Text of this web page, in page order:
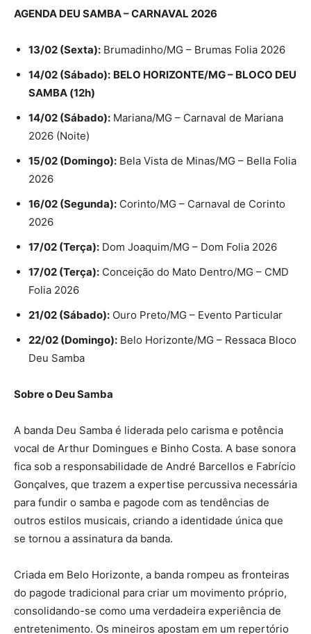
AGENDA DEU SAMBA – CARNAVAL 2026
13/02 (Sexta): Brumadinho/MG – Brumas Folia 2026
14/02 (Sábado): BELO HORIZONTE/MG – BLOCO DEU
SAMBA (12h)
14/02 (Sábado): Mariana/MG – Carnaval de Mariana
2026 (Noite)
15/02 (Domingo): Bela Vista de Minas/MG – Bella Folia
2026
16/02 (Segunda): Corinto/MG – Carnaval de Corinto
2026
17/02 (Terça): Dom Joaquim/MG – Dom Folia 2026
17/02 (Terça): Conceição do Mato Dentro/MG – CMD
Folia 2026
21/02 (Sábado): Ouro Preto/MG – Evento Particular
22/02 (Domingo): Belo Horizonte/MG – Ressaca Bloco
Deu Samba
Sobre o Deu Samba
A banda Deu Samba é liderada pelo carisma e potência
vocal de Arthur Domingues e Binho Costa. A base sonora
fica sob a responsabilidade de André Barcellos e Fabrício
Gonçalves, que trazem a expertise percussiva necessária
para fundir o samba e pagode com as tendências de
outros estilos musicais, criando a identidade única que
se tornou a assinatura da banda.
Criada em Belo Horizonte, a banda rompeu as fronteiras
do pagode tradicional para criar um movimento próprio,
consolidando-se como uma verdadeira experiência de
entretenimento. Os mineiros apostam em um repertório